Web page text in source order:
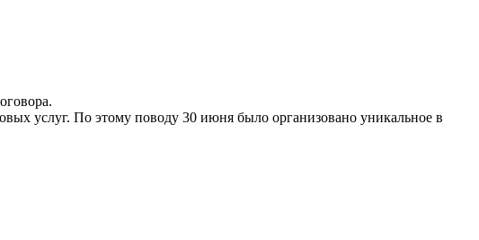
услуг. По этому поводу 30 июня было организовано уникальное в